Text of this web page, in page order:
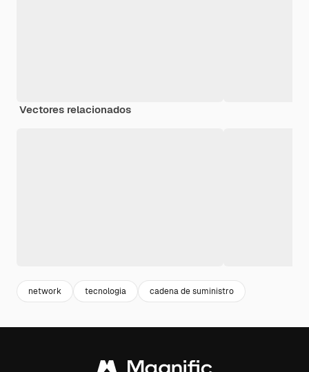
Vectores relacionados
network tecnologia cadena de suministro